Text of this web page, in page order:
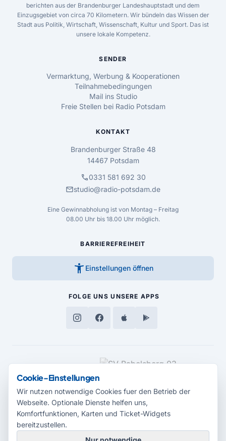
berichten aus der Brandenburger Landeshauptstadt und dem
Einzugsgebiet von circa 70 Kilometern. Wir bündeln das Wissen der
Stadt aus Politik, Wirtschaft, Wissenschaft, Kultur und Sport. Das ist
unsere lokale Kompetenz.
SENDER
Vermarktung, Werbung & Kooperationen
Teilnahmebedingungen
Mail ins Studio
Freie Stellen bei Radio Potsdam
KONTAKT
Brandenburger Straße 48
14467 Potsdam
call0331 581 692 30
mailstudio@radio-potsdam.de
Eine Gewinnabholung ist von Montag – Freitag
08.00 Uhr bis 18.00 Uhr möglich.
BARRIEREFREIHEIT
accessibility_new Einstellungen öffnen
FOLGE UNS UNSERE APPS
MEDIENPARTNER
Cookie-Einstellungen
Wir nutzen notwendige Cookies fuer den Betrieb der
Webseite. Optionale Dienste helfen uns,
Komfortfunktionen, Karten und Ticket-Widgets
bereitzustellen.